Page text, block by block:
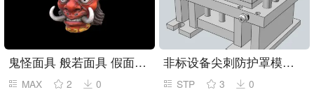
鬼怪面具 般若面具 假面装饰品
MAX 2 0
非标设备尖刺防护罩模具设计
STP 3 0